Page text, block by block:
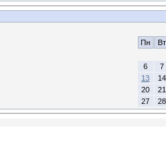
Пн Вт
6
7
13
14
20
21
27
28